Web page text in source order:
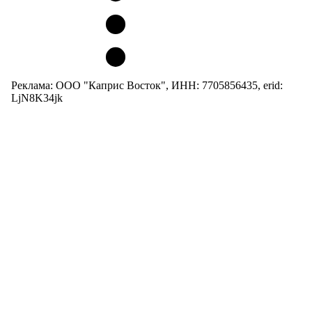
Реклама: ООО "Каприс Восток", ИНН: 7705856435, erid:
LjN8K34jk